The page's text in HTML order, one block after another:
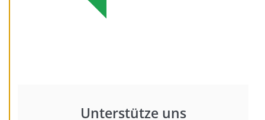
Unterstütze uns